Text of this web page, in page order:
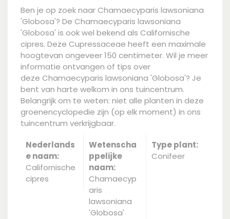
Ben je op zoek naar Chamaecyparis lawsoniana
'Globosa'? De Chamaecyparis lawsoniana
'Globosa' is ook wel bekend als Californische
cipres. Deze Cupressaceae heeft een maximale
hoogtevan ongeveer 150 centimeter. Wil je meer
informatie ontvangen of tips over
deze Chamaecyparis lawsoniana 'Globosa'? Je
bent van harte welkom in ons tuincentrum.
Belangrijk om te weten: niet alle planten in deze
groenencyclopedie zijn (op elk moment) in ons
tuincentrum verkrijgbaar.
Nederlands
e naam:
Californische
cipres
Wetenscha
ppelijke
naam:
Chamaecyp
aris
lawsoniana
'Globosa'
Type plant:
Conifeer